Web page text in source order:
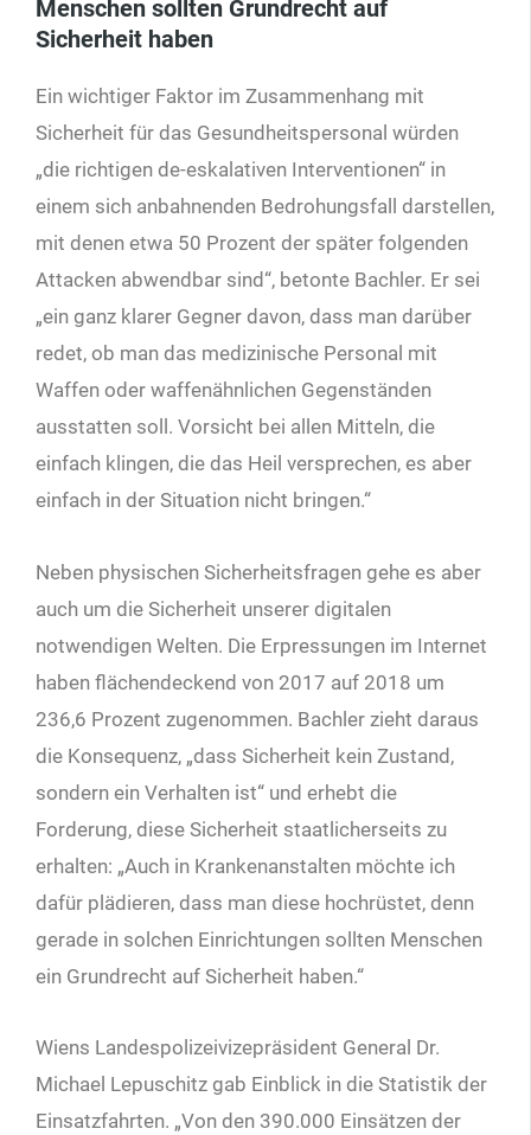
Menschen sollten Grundrecht auf
Sicherheit haben
Ein wichtiger Faktor im Zusammenhang mit
Sicherheit für das Gesundheitspersonal würden
„die richtigen de-eskalativen Interventionen“ in
einem sich anbahnenden Bedrohungsfall darstellen,
mit denen etwa 50 Prozent der später folgenden
Attacken abwendbar sind“, betonte Bachler. Er sei
„ein ganz klarer Gegner davon, dass man darüber
redet, ob man das medizinische Personal mit
Waffen oder waffenähnlichen Gegenständen
ausstatten soll. Vorsicht bei allen Mitteln, die
einfach klingen, die das Heil versprechen, es aber
einfach in der Situation nicht bringen.“
Neben physischen Sicherheitsfragen gehe es aber
auch um die Sicherheit unserer digitalen
notwendigen Welten. Die Erpressungen im Internet
haben flächendeckend von 2017 auf 2018 um
236,6 Prozent zugenommen. Bachler zieht daraus
die Konsequenz, „dass Sicherheit kein Zustand,
sondern ein Verhalten ist“ und erhebt die
Forderung, diese Sicherheit staat­licherseits zu
erhalten: „Auch in Kranken­anstalten möchte ich
dafür plädieren, dass man diese hochrüstet, denn
gerade in solchen Einrichtungen sollten Menschen
ein Grundrecht auf Sicherheit haben.“
Wiens Landespolizeivizepräsident General Dr.
Michael Lepuschitz gab Einblick in die Statistik der
Einsatzfahrten. „Von den 390.000 Einsätzen der